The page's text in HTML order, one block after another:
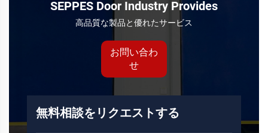
SEPPES Door Industry Provides
高品質な製品と優れたサービス
お問い合わ
せ
無料相談をリクエストする